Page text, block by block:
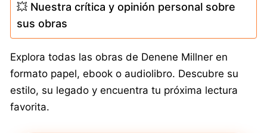
💥 Nuestra crítica y opinión personal sobre
sus obras
Explora todas las obras de Denene Millner en
formato papel, ebook o audiolibro. Descubre su
estilo, su legado y encuentra tu próxima lectura
favorita.